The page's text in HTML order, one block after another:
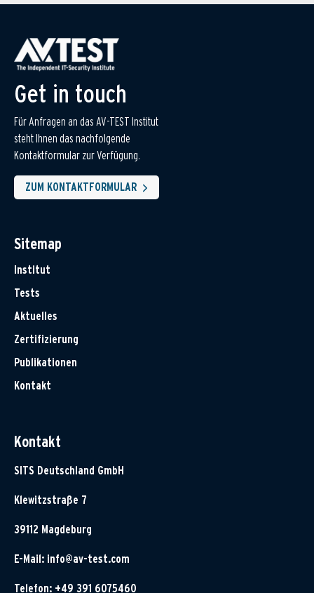
Get in touch
Für Anfragen an das AV-TEST Institut
steht Ihnen das nachfolgende
Kontaktformular zur Verfügung.
ZUM KONTAKTFORMULAR
Sitemap
Institut
Tests
Aktuelles
Zertifizierung
Publikationen
Kontakt
Kontakt
SITS Deutschland GmbH
Klewitzstraße 7
39112 Magdeburg
E-Mail: info@av-test.com
Telefon: +49 391 6075460